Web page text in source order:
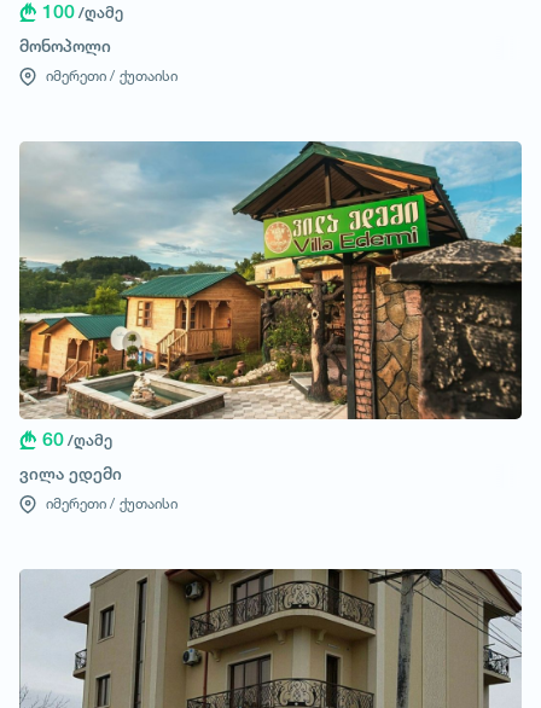
100 /ღამე
მონოპოლი
იმერეთი / ქუთაისი
60 /ღამე
ვილა ედემი
იმერეთი / ქუთაისი